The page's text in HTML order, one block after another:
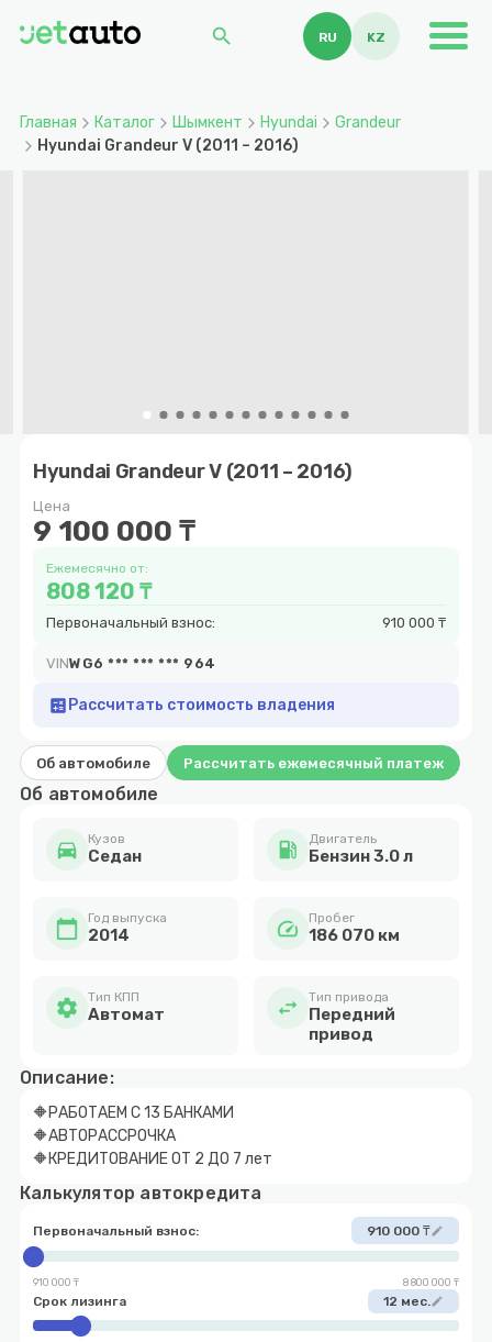
search RU KZ
Главная Каталог Шымкент Hyundai
Grandeur
Hyundai Grandeur V (2011 – 2016)
Hyundai Grandeur V (2011 – 2016)
Цена
9 100 000 ₸
Ежемесячно от:
808 120 ₸
Первоначальный взнос: 910 000 ₸
VINWG6 *** *** *** 964
calculate Рассчитать стоимость владения
Об автомобиле Рассчитать ежемесячный платеж
Об автомобиле
directions_car Кузов
Cедан local_gas_station Двигатель
Бензин 3.0 л
calendar_today Год выпуска
2014 speed Пробег
186 070 км
settings Тип КПП
Автомат swap_horiz Тип привода
Передний
привод
Описание:
🔶РАБОТАЕМ С 13 БАНКАМИ
🔶АВТОРАССРОЧКА
🔶КРЕДИТОВАНИЕ ОТ 2 ДО 7 лет
Калькулятор автокредита
Первоначальный взнос: 910 000 ₸edit
910 000 ₸ 8 800 000 ₸
Срок лизинга 12 мес.edit